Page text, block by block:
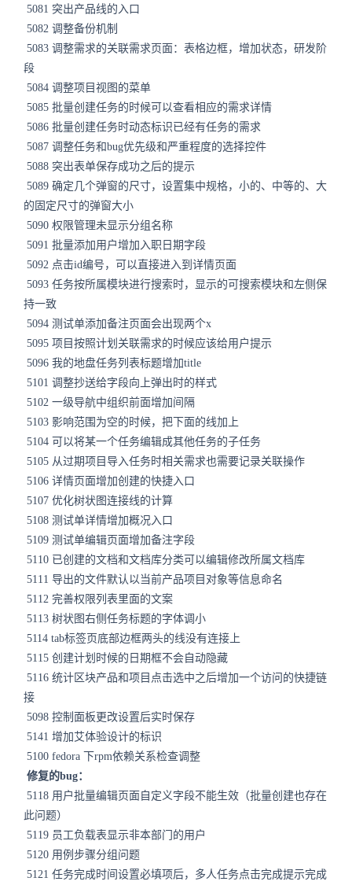
5081 突出产品线的入口
5082 调整备份机制
5083 调整需求的关联需求页面：表格边框，增加状态，研发阶
段
5084 调整项目视图的菜单
5085 批量创建任务的时候可以查看相应的需求详情
5086 批量创建任务时动态标识已经有任务的需求
5087 调整任务和bug优先级和严重程度的选择控件
5088 突出表单保存成功之后的提示
5089 确定几个弹窗的尺寸，设置集中规格，小的、中等的、大
的固定尺寸的弹窗大小
5090 权限管理未显示分组名称
5091 批量添加用户增加入职日期字段
5092 点击id编号，可以直接进入到详情页面
5093 任务按所属模块进行搜索时，显示的可搜索模块和左侧保
持一致
5094 测试单添加备注页面会出现两个x
5095 项目按照计划关联需求的时候应该给用户提示
5096 我的地盘任务列表标题增加title
5101 调整抄送给字段向上弹出时的样式
5102 一级导航中组织前面增加间隔
5103 影响范围为空的时候，把下面的线加上
5104 可以将某一个任务编辑成其他任务的子任务
5105 从过期项目导入任务时相关需求也需要记录关联操作
5106 详情页面增加创建的快捷入口
5107 优化树状图连接线的计算
5108 测试单详情增加概况入口
5109 测试单编辑页面增加备注字段
5110 已创建的文档和文档库分类可以编辑修改所属文档库
5111 导出的文件默认以当前产品项目对象等信息命名
5112 完善权限列表里面的文案
5113 树状图右侧任务标题的字体调小
5114 tab标签页底部边框两头的线没有连接上
5115 创建计划时候的日期框不会自动隐藏
5116 统计区块产品和项目点击选中之后增加一个访问的快捷链
接
5098 控制面板更改设置后实时保存
5141 增加艾体验设计的标识
5100 fedora 下rpm依赖关系检查调整
修复的bug：
5118 用户批量编辑页面自定义字段不能生效（批量创建也存在
此问题）
5119 员工负载表显示非本部门的用户
5120 用例步骤分组问题
5121 任务完成时间设置必填项后，多人任务点击完成提示完成